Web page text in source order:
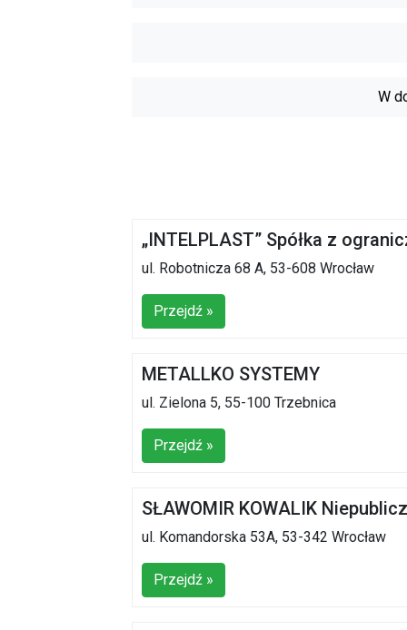
W
„INTELPLAST” Spółka z
ul. Robotnicza 68 A, 53-608 Wrocław
Przejdź »
METALLKO SYSTEMY
ul. Zielona 5, 55-100 Trzebnica
Przejdź »
SŁAWOMIR KOWALIK
ul. Komandorska 53A, 53-342 Wrocław
Przejdź »